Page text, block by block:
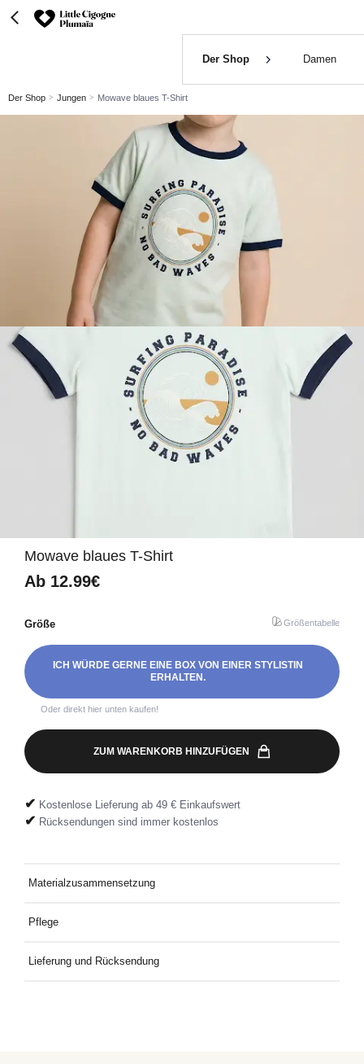
Der Shop Damen
Der Shop Jungen Mowave blaues T-Shirt
Mowave blaues T-Shirt
Ab 12.99€
Größe Größentabelle
ICH WÜRDE GERNE EINE BOX VON EINER STYLISTIN
ERHALTEN.
Oder direkt hier unten kaufen!
ZUM WARENKORB HINZUFÜGEN
✔ Kostenlose Lieferung ab 49 € Einkaufswert
✔ Rücksendungen sind immer kostenlos
Materialzusammensetzung
Pflege
Lieferung und Rücksendung